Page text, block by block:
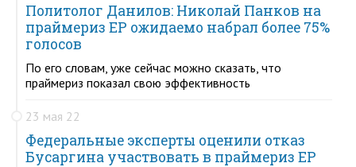
Политолог Данилов: Николай Панков на
праймериз ЕР ожидаемо набрал более 75%
голосов
По его словам, уже сейчас можно сказать, что
праймериз показал свою эффективность
23 мая 22
Федеральные эксперты оценили отказ
Бусаргина участвовать в праймериз ЕР